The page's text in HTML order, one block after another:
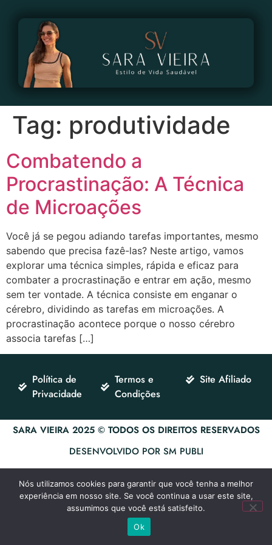
Tag: produtividade
Combatendo a
Procrastinação: A Técnica
de Microações
Você já se pegou adiando tarefas importantes, mesmo
sabendo que precisa fazê-las? Neste artigo, vamos
explorar uma técnica simples, rápida e eficaz para
combater a procrastinação e entrar em ação, mesmo
sem ter vontade. A técnica consiste em enganar o
cérebro, dividindo as tarefas em microações. A
procrastinação acontece porque o nosso cérebro
associa tarefas […]
Política de
Privacidade
Termos e
Condições
Site Afiliado
SARA VIEIRA 2025 © TODOS OS DIREITOS RESERVADOS
DESENVOLVIDO POR SM PUBLI
Nós utilizamos cookies para garantir que você tenha a melhor
experiência em nosso site. Se você continua a usar este site,
assumimos que você está satisfeito.
Ok